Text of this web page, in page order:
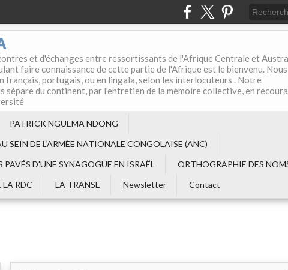
et d'échanges entre ressortissants de l'Afrique Centrale et
faire connaissance de cette partie de l'Afrique est le bienvenu.
français, portugais, ou en lingala, selon les interlocuteurs . Notre
sépare du continent, par l'entretien de la mémoire collective, en
PATRICK NGUEMA NDONG
SEIN DE L‘ARMÉE NATIONALE CONGOLAISE (ANC)
PAVÉS D'UNE SYNAGOGUE EN ISRAËL
ORTHOGRAPHIE DES
LA RDC
LA TRANSE Newsletter Contact